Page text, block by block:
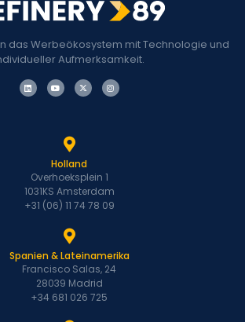
das Werbeökosystem mit Technologie und
Aufmerksamkeit.
Holland
Overhoeksplein 1
1031KS Amsterdam
+31 (06) 11 74 78 09
Spanien & Lateinamerika
Francisco Salas, 24
28039 Madrid
+34 681 026 725